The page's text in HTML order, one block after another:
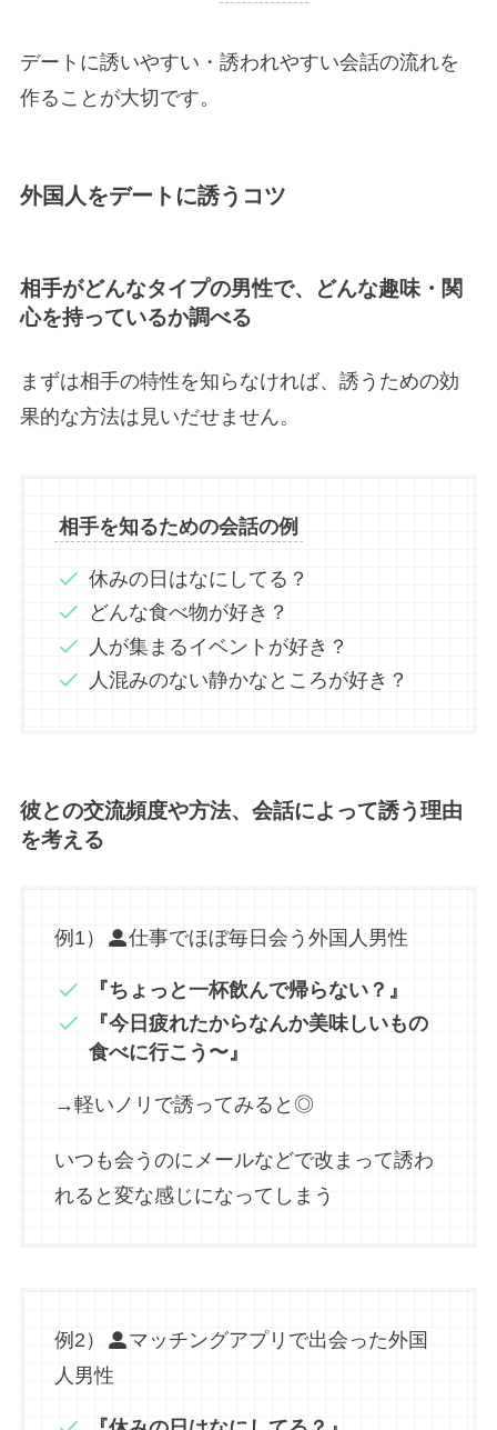
デートに誘いやすい・誘われやすい会話の流れを
作ることが大切です。
外国人をデートに誘うコツ
相手がどんなタイプの男性で、どんな趣味・関
心を持っているか調べる
まずは相手の特性を知らなければ、誘うための効
果的な方法は見いだせません。
相手を知るための会話の例
休みの日はなにしてる？
どんな食べ物が好き？
人が集まるイベントが好き？
人混みのない静かなところが好き？
彼との交流頻度や方法、会話によって誘う理由
を考える
例1） 仕事でほぼ毎日会う外国人男性
『ちょっと一杯飲んで帰らない？』
『今日疲れたからなんか美味しいもの
食べに行こう〜』
→軽いノリで誘ってみると◎
いつも会うのにメールなどで改まって誘わ
れると変な感じになってしまう
例2）
マッチングアプリで出会った外国
人男性